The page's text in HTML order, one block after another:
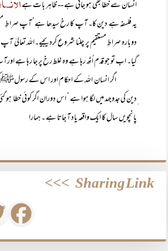
انسان سے خطا بھی ہو جاتی ہے -- ظاہر بات ہے
یہ فلسفہ ہے دین کا۔ آپ کا رخ سیدھا ہے‘ آپ صراطِ
دوبارہ صراطِ مستقیم پر چلنا شروع کردیجیے۔اللہ تعالیٰ
گیا۔ اب تو جو قدم اُٹھ رہا ہے وہ غلط رخ پر جا رہا ہے
اگر انسان اللہ کے احکام اور اس کے رسولﷺ کی
ِدین کی جدوجہد میں لگا ہوا ہے ‘ اس دوران اگر کوئی
پانچویں سال کا ایک واقعہ یاد آ جاتا ہے ۔ ہمارا
Sharing Link
>>>